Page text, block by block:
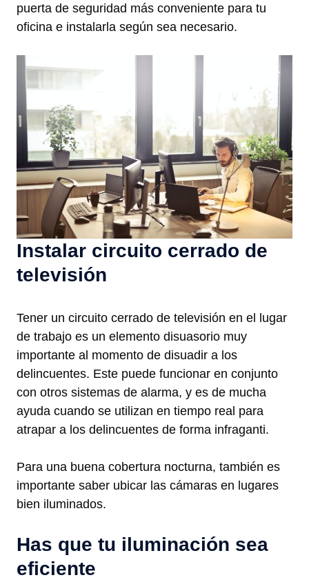
puerta de seguridad más conveniente para tu
oficina e instalarla según sea necesario.
Instalar circuito cerrado de
televisión
Tener un circuito cerrado de televisión en el lugar
de trabajo es un elemento disuasorio muy
importante al momento de disuadir a los
delincuentes. Este puede funcionar en conjunto
con otros sistemas de alarma, y es de mucha
ayuda cuando se utilizan en tiempo real para
atrapar a los delincuentes de forma infraganti.
Para una buena cobertura nocturna, también es
importante saber ubicar las cámaras en lugares
bien iluminados.
Has que tu iluminación sea
eficiente